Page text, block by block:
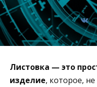
Листовка — это
изделие, которое,